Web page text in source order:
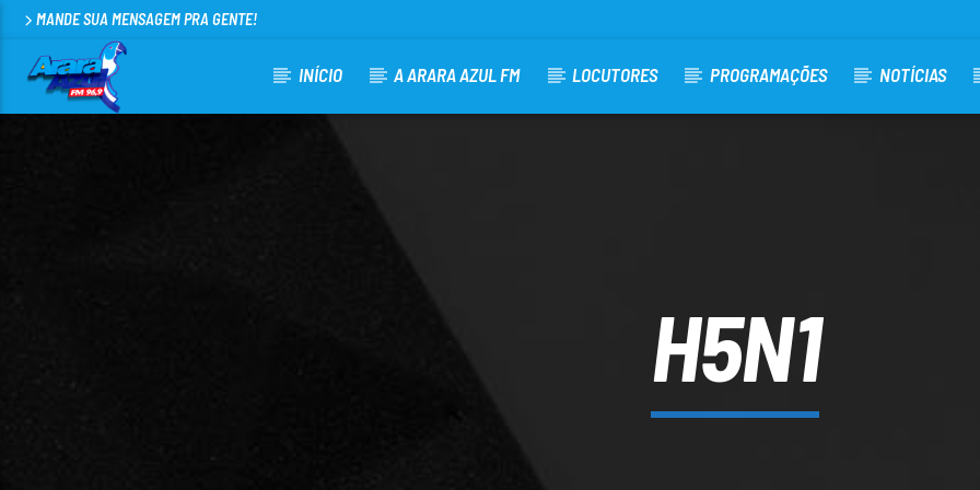
MANDE SUA MENSAGEM PRA GENTE!
INÍCIO A ARARA AZUL FM LOCUTORES PROGRAMAÇÕES NOTÍCIAS
H5N1